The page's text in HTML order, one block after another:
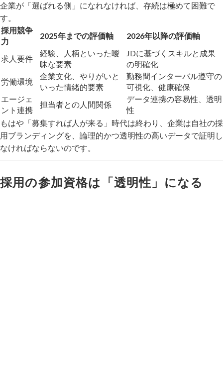
企業が「選ばれる側」になれなければ、存続は極めて困難で
す。
採用競争
力
2025年までの評価軸 2026年以降の評価軸
求人要件
経験、人柄といった曖
昧な要素
JDに基づくスキルと成果
の明確化
労働環境
企業文化、やりがいと
いった情緒的要素
勤務間インターバル遵守の
可視化、健康確保
エージェ
ント連携
担当者との人間関係
データ連携の容易性、透明
性
もはや「募集すれば人が来る」時代は終わり、企業は自社の採
用ブランディングを、論理的かつ透明性の高いデータで証明し
なければならないのです。
採用の参加資格は「透明性」になる